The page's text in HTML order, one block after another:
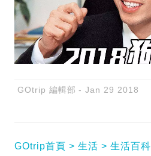
GOtrip 編輯部 Jan 29 2018
GOtrip首頁 生活 生活百科